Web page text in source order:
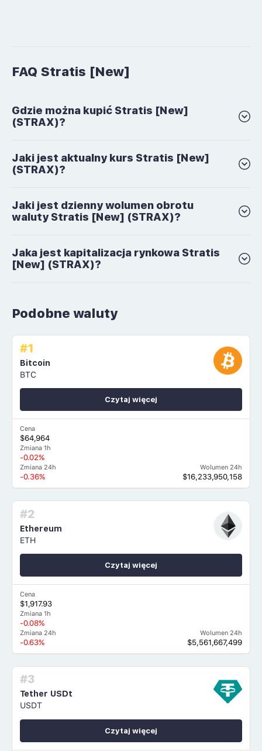
FAQ Stratis [New]
Gdzie można kupić Stratis [New]
(STRAX)?
Jaki jest aktualny kurs Stratis [New]
(STRAX)?
Jaki jest dzienny wolumen obrotu
waluty Stratis [New] (STRAX)?
Jaka jest kapitalizacja rynkowa Stratis
[New] (STRAX)?
Podobne waluty
#1
Bitcoin
BTC
Cena
$64,964
Zmiana 1h
-0.02%
Zmiana 24h
-0.36%
Wolumen 24h
$16,233,950,158
Czytaj więcej
#2
Ethereum
ETH
Cena
$1,917.93
Zmiana 1h
-0.08%
Zmiana 24h
-0.63%
Wolumen 24h
$5,561,667,499
Czytaj więcej
#3
Tether USDt
USDT
Czytaj więcej